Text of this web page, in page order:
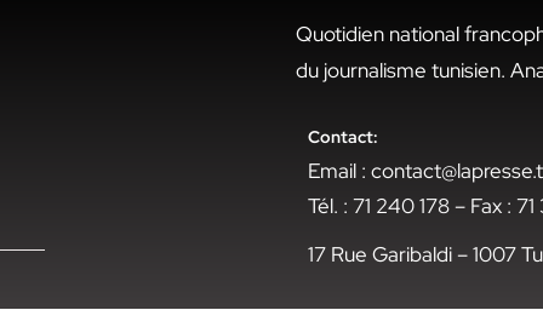
Quotidien national
du journalisme tunisien.
Contact:
Email :
Tél. : 71 240 178 – Fax :
17 Rue Garibaldi – 1007